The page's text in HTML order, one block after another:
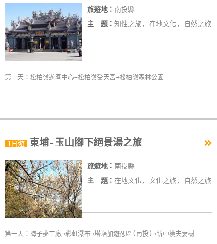
上
客
服
紅
訂
房
Q&A
國
旅
訂
旅遊地： 南投縣
主 題： 知性之旅, 在地文化, 自然之旅
第一天：松柏嶺遊客中心→松柏嶺受天宮→松柏嶺森林公園
1日遊 東埔-玉山腳下絕景湯之旅 »
旅遊地： 南投縣
主 題： 在地文化, 文化之旅, 自然之旅
第一天：梅子夢工廠→彩虹瀑布→塔塔加遊憩區(南投)→新中橫夫妻樹